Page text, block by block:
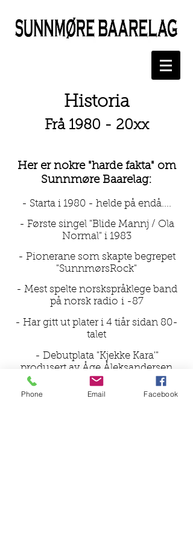
Historia
Frå 1980 - 20xx
Her er nokre "harde fakta" om
Sunnmøre Baarelag:
- Starta i 1980 - helde på endå....
- Første singel "Blide Mannj / Ola
Normal" i 1983
- Pionerane som skapte begrepet
"SunnmørsRock"
- Mest spelte norskspråklege band
på norsk radio i -87
- Har gitt ut plater i 4 tiår sidan 80-
talet
- Debutplata "Kjekke Kara'"
produsert av Åge Åleksandersen
- To siste platene miksa av Yngve
Phone Email Facebook